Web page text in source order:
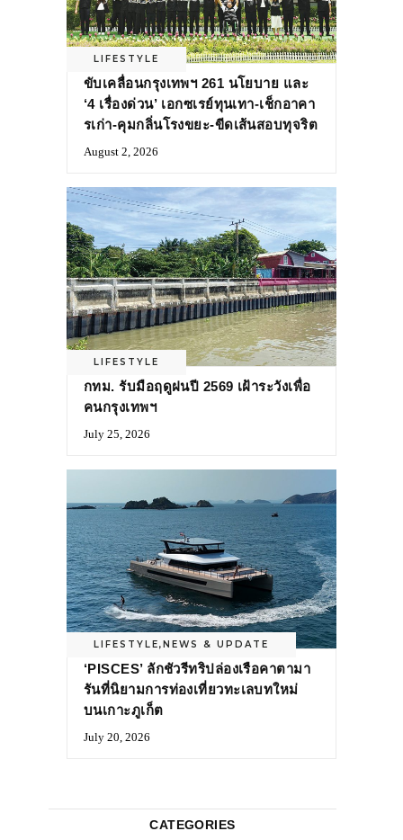
LIFESTYLE
ขับเคลื่อนกรุงเทพฯ 261 นโยบาย และ
‘4 เรื่องด่วน’ เอกซเรย์ทุนเทา-เช็กอาคา
รเก่า-คุมกลิ่นโรงขยะ-ขีดเส้นสอบทุจริต
August 2, 2026
LIFESTYLE
กทม. รับมือฤดูฝนปี 2569 เฝ้าระวังเพื่อ
คนกรุงเทพฯ
July 25, 2026
LIFESTYLE, NEWS & UPDATE
‘PISCES’ ลักชัวรีทริปล่องเรือคาตามา
รันที่นิยามการท่องเที่ยวทะเลบทใหม่
บนเกาะภูเก็ต
July 20, 2026
CATEGORIES